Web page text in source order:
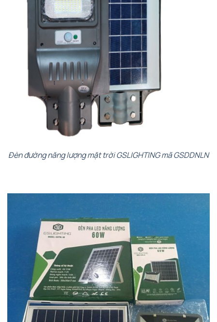
Đèn đường năng lượng mặt trời GSLIGHTING mã GSDDNLN